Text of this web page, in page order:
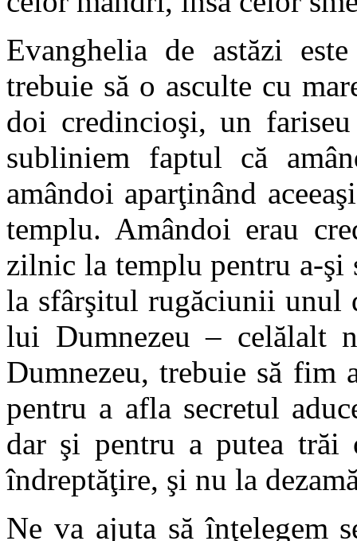
Evanghelia de astăzi
trebuie să o asculte cu
doi credincioşi, un
subliniem faptul că
amândoi aparţinând
templu. Amândoi erau
zilnic la templu pentru a-şi
la sfârşitul rugăciunii unul
lui Dumnezeu – celălalt
Dumnezeu, trebuie să fim
pentru a afla secretul
dar şi pentru a putea trăi
îndreptăţire, şi nu la
Ne va ajuta să înţelegem